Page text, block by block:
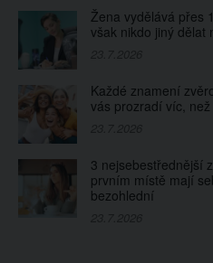
Žena vydělává přes
však nikdo jiný dělat
Každé znamení
vás prozradí víc,
3 nejsebestřednější
prvním místě mají
bezohlední